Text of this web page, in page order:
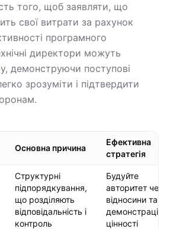
того, щоб заявляти, що
свої витрати за рахунок
програмного
директори можуть
демонструючи поступові
зрозуміти і підтвердити
Основна причина
Ефективна
стратегія
Структурні
підпорядкування,
що розділяють
відповідальність і
контроль
Будуйте
авторитет через
відносини та
демонстрацію
цінності